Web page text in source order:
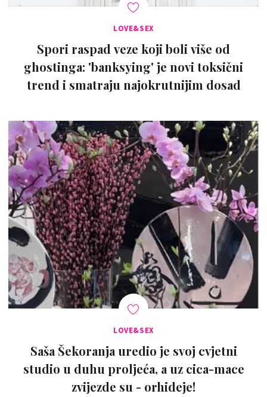
LOVE&SEX
Spori raspad veze koji boli više od
ghostinga: 'banksying' je novi toksični
trend i smatraju najokrutnijim dosad
LOVE&SEX
Saša Šekoranja uredio je svoj cvjetni
studio u duhu proljeća, a uz cica-mace
zvijezde su - orhideje!